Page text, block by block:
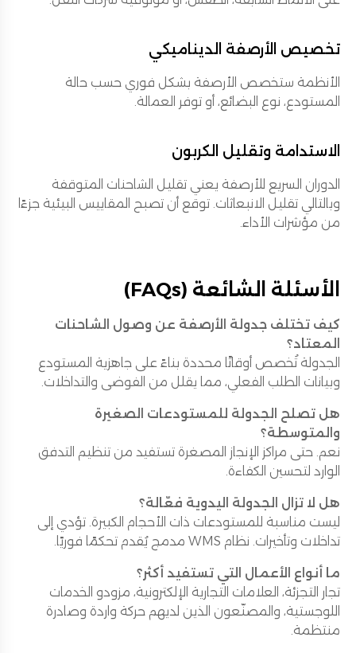
تخصيص الأرصفة الديناميكي
الأنظمة ستخصص الأرصفة بشكل فوري حسب حالة
المستودع، نوع البضائع، أو توفر العمالة.
الاستدامة وتقليل الكربون
الدوران السريع للأرصفة يعني تقليل الشاحنات المتوقفة
وبالتالي تقليل الانبعاثات. توقع أن تصبح المقاييس البيئية جزءًا
من مؤشرات الأداء.
الأسئلة الشائعة (FAQs)
كيف تختلف جدولة الأرصفة عن وصول الشاحنات
المعتاد؟
الجدولة تُخصص أوقاتًا محددة بناءً على جاهزية المستودع
وبيانات الطلب الفعلي، مما يقلل من الفوضى والتداخلات.
هل تصلح الجدولة للمستودعات الصغيرة
والمتوسطة؟
نعم. حتى مراكز الإنجاز المصغرة تستفيد من تنظيم التدفق
الوارد لتحسين الكفاءة.
هل لا تزال الجدولة اليدوية فعّالة؟
ليست مناسبة للمستودعات ذات الأحجام الكبيرة. تؤدي إلى
تداخلات وتأخيرات. نظام WMS مدمج يُقدم تحكمًا فوريًا.
ما أنواع الأعمال التي تستفيد أكثر؟
تجار التجزئة، العلامات التجارية الإلكترونية، مزودو الخدمات
اللوجستية، والمصنّعون الذين لديهم حركة واردة وصادرة
منتظمة.